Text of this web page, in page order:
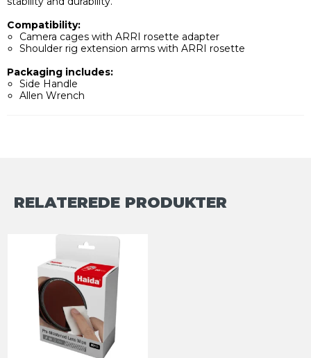
Compatibility:
Camera cages with ARRI rosette adapter
Shoulder rig extension arms with ARRI rosette
Packaging includes:
Side Handle
Allen Wrench
RELATEREDE PRODUKTER